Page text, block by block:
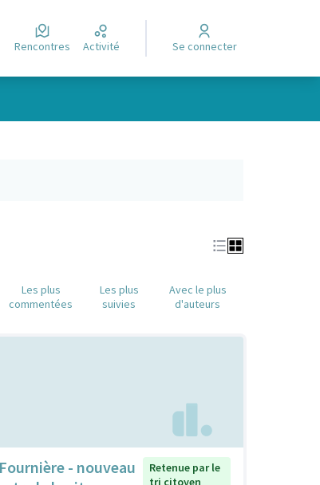
Rencontres Activité Se connecter
Les plus
commentées
Les plus
suivies
Avec le plus
d'auteurs
- nouveau
Retenue par le
tri citoyen